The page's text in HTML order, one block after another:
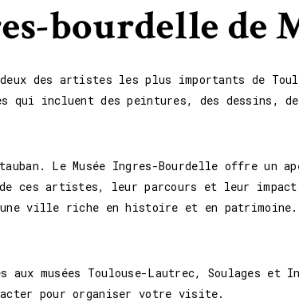
bourdelle de
deux des artistes les plus importants de
qui incluent des peintures, des dessins,
Le Musée Ingres-Bourdelle offre un
ces artistes, leur parcours et leur
une ville riche en histoire et en patrimoine.
aux musées Toulouse-Lautrec, Soulages
pour organiser votre visite.